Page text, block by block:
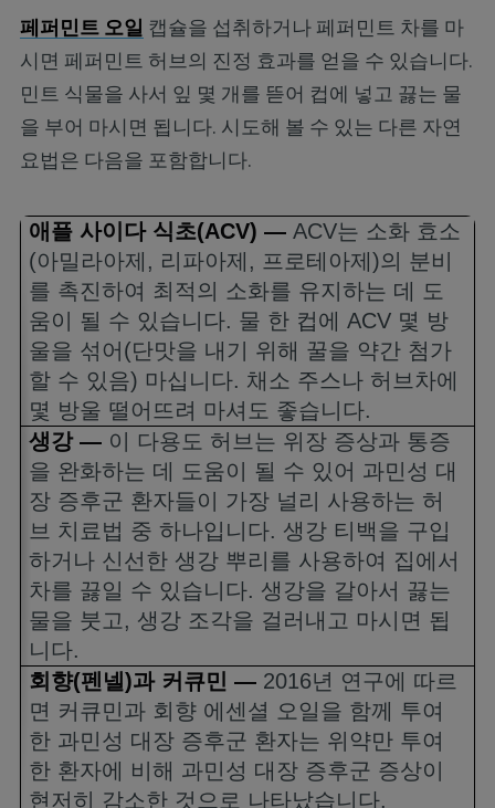
페퍼민트 오일 캡슐을 섭취하거나 페퍼민트 차를 마
시면 페퍼민트 허브의 진정 효과를 얻을 수 있습니다.
민트 식물을 사서 잎 몇 개를 뜯어 컵에 넣고 끓는 물
을 부어 마시면 됩니다. 시도해 볼 수 있는 다른 자연
요법은 다음을 포함합니다.
애플 사이다 식초(ACV) — ACV는 소화 효소
(아밀라아제 , 리파아제 , 프로테아제)의 분비
를 촉진하여 최적의 소화를 유지하는 데 도
움이 될 수 있습니다. 물 한 컵에 ACV 몇 방
울을 섞어(단맛을 내기 위해 꿀을 약간 첨가
할 수 있음) 마십니다. 채소 주스나 허브차에
몇 방울 떨어뜨려 마셔도 좋습니다.
생강— 이 다용도 허브는 위장 증상과 통증
을 완화하는 데 도움이 될 수 있어 과민성 대
장 증후군 환자들이 가장 널리 사용하는 허
브 치료법 중 하나입니다. 생강 티백을 구입
하거나 신선한 생강 뿌리를 사용하여 집에서
차를 끓일 수 있습니다. 생강을 갈아서 끓는
물을 붓고 , 생강 조각을 걸러내고 마시면 됩
니다.
회향(펜넬)과 커큐민— 2016년 연구에 따르
면 커큐민과 회향 에센셜 오일을 함께 투여
한 과민성 대장 증후군 환자는 위약만 투여
한 환자에 비해 과민성 대장 증후군 증상이
현저히 감소한 것으로 나타났습니다.